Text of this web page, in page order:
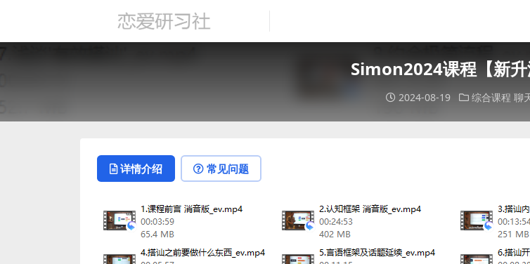
Simon2024课程【新升
2024-08-19 综合课程 聊
详情介绍 常见问题